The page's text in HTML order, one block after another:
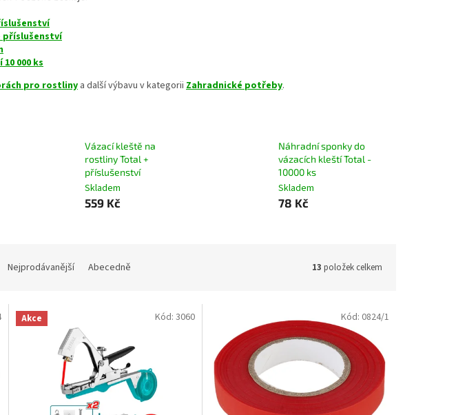
příslušenství
000 ks
pro rostlinya další výbavu v kategorii Zahradnické potřeby.
Vázací kleště na
rostliny Total +
příslušenství
Skladem
559 Kč
Náhradní sponky do
vázacích kleští Total -
10000 ks
Skladem
78 Kč
Nejprodávanější Abecedně 13 položek celkem
Akce Kód: 3060 Kód: 0824/1